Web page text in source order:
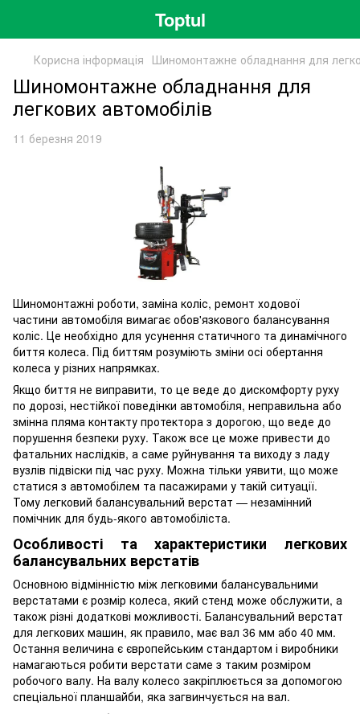
Toptul
Корисна інформація Шиномонтажне обладнання для
Шиномонтажне обладнання для
легкових автомобілів
11 березня 2019
Шиномонтажні роботи, заміна коліс, ремонт ходової
частини автомобіля вимагає обов'язкового балансування
коліс. Це необхідно для усунення статичного та динамічного
биття колеса. Під биттям розуміють зміни осі обертання
колеса у різних напрямках.
Якщо биття не виправити, то це веде до дискомфорту руху
по дорозі, нестійкої поведінки автомобіля, неправильна або
змінна пляма контакту протектора з дорогою, що веде до
порушення безпеки руху. Також все це може привести до
фатальних наслідків, а саме руйнування та виходу з ладу
вузлів підвіски під час руху. Можна тільки уявити, що може
статися з автомобілем та пасажирами у такій ситуації.
Тому легковий балансувальний верстат — незамінний
помічник для будь-якого автомобіліста.
Особливості та характеристики легкових
балансувальних верстатів
Основною відмінністю між легковими балансувальними
верстатами є розмір колеса, який стенд може обслужити, а
також різні додаткові можливості. Балансувальний верстат
для легкових машин, як правило, має вал 36 мм або 40 мм.
Остання величина є європейським стандартом і виробники
намагаються робити верстати саме з таким розміром
робочого валу. На валу колесо закріплюється за допомогою
спеціальної планшайби, яка загвинчується на вал.